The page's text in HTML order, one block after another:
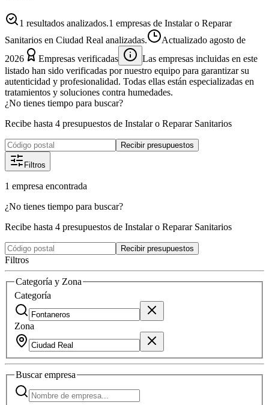
1 resultados analizados.1 empresas de Instalar o Reparar
Sanitarios en Ciudad Real analizadas.
Actualizado agosto de
2026
Empresas verificadas
Las empresas incluidas en este
listado han sido verificadas por nuestro equipo para garantizar su
autenticidad y profesionalidad. Todas ellas están especializadas en
tratamientos y soluciones contra humedades.
¿No tienes tiempo para buscar?
Recibe hasta 4 presupuestos de Instalar o Reparar Sanitarios
Recibir presupuestos
Filtros
1 empresa encontrada
¿No tienes tiempo para buscar?
Recibe hasta 4 presupuestos de Instalar o Reparar Sanitarios
Recibir presupuestos
Filtros
Categoría y Zona
Categoría
Zona
Buscarempresa